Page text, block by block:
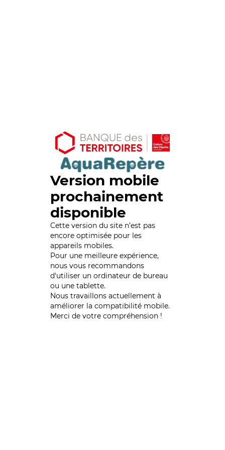
Version mobile
prochainement
disponible
Cette version du site n’est pas
encore optimisée pour les
appareils mobiles.
Pour une meilleure expérience,
nous vous recommandons
d'utiliser un ordinateur de bureau
ou une tablette.
Nous travaillons actuellement à
améliorer la compatibilité mobile.
Merci de votre compréhension !